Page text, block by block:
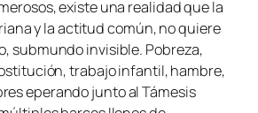
existe una realidad que la
y la actitud común, no quiere
submundo invisible. Pobreza,
trabajo infantil, hambre,
eperando junto al Támesis